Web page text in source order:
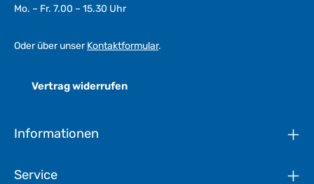
Mo. – Fr. 7.00 – 15.30 Uhr
Oder über unserKontaktformular.
Vertrag widerrufen
Informationen
Service